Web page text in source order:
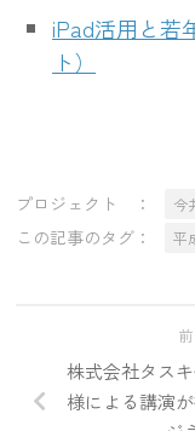
iPad活用と若
ト）
プロジェクト ： 今
この記事のタグ： 平
株式会社タス
様による講演